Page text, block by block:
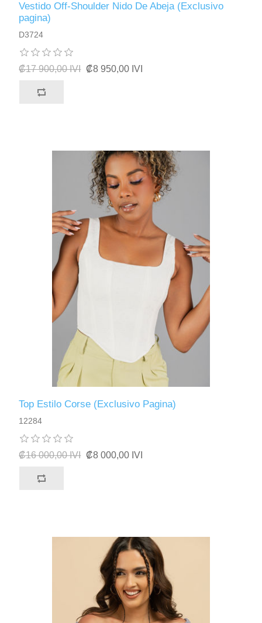
Vestido Off-Shoulder Nido De Abeja (Exclusivo
pagina)
D3724
₡17 900,00 IVI ₡8 950,00 IVI
Top Estilo Corse (Exclusivo Pagina)
12284
₡16 000,00 IVI ₡8 000,00 IVI